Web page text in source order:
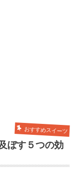
おすすめスイーツ
ぼす５つの効